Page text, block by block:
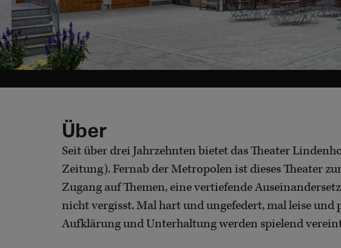
Über
Seit über drei Jahrzehnten bietet das Theater
Zeitung). Fernab der Metropolen ist dieses Theater
Zugang auf Themen, eine vertiefende
nicht vergisst. Mal hart und ungefedert, mal leise
Aufklärung und Unterhaltung werden spielend